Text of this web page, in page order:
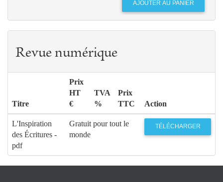
Revue numérique
Titre
Prix
HT
€
TVA
%
Prix
TTC
Action
L'Inspiration
des Écritures -
pdf
Gratuit pour tout le
monde
TÉLÉCHARGER